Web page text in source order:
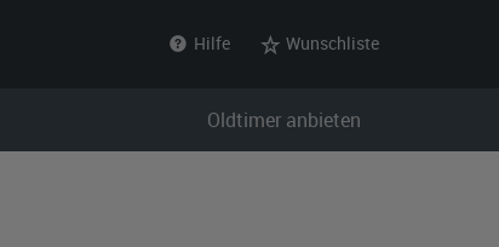
Hilfe Wunschliste
Oldtimer anbieten